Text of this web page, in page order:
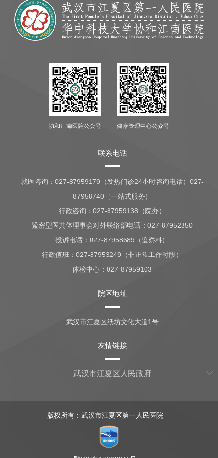
协和江南医院公众号 健康管理中心公众号
联系电话
就医咨询： 027-87959179（发热门诊24小时咨询电话）027-
87958740（一站式服务）
行政咨询：027-87959138（院办）
紧密型医共体理事会对外联络部电话：027-87952350
投诉电话：027-87958689（监察科）
行政值班：027-87953249（非正常工作时段）
体检中心：027-87959103
院区地址
武汉市江夏区纸坊文化大道1号
友情链接
武汉市江夏区人民政府
版权所有：武汉市江夏区第一人民医院